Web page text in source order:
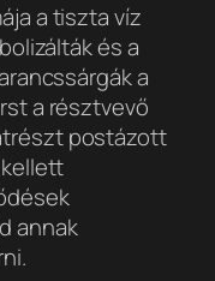
a tiszta víz
és a
a
a résztvevő
postázott
annak